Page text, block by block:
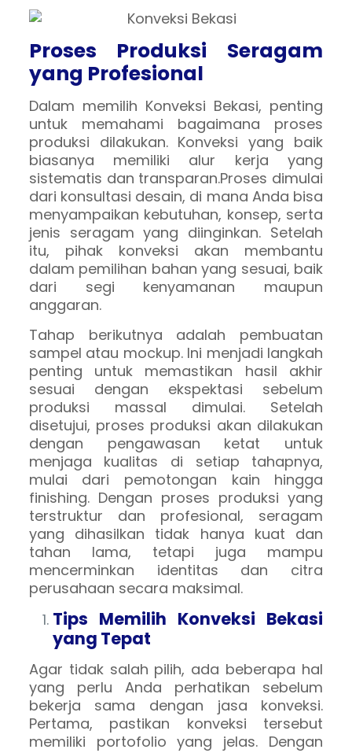
Proses Produksi Seragam
yang Profesional
Dalam memilih Konveksi Bekasi, penting
untuk memahami bagaimana proses
produksi dilakukan. Konveksi yang baik
biasanya memiliki alur kerja yang
sistematis dan transparan.Proses dimulai
dari konsultasi desain, di mana Anda bisa
menyampaikan kebutuhan, konsep, serta
jenis seragam yang diinginkan. Setelah
itu, pihak konveksi akan membantu
dalam pemilihan bahan yang sesuai, baik
dari segi kenyamanan maupun
anggaran.
Tahap berikutnya adalah pembuatan
sampel atau mockup. Ini menjadi langkah
penting untuk memastikan hasil akhir
sesuai dengan ekspektasi sebelum
produksi massal dimulai. Setelah
disetujui, proses produksi akan dilakukan
dengan pengawasan ketat untuk
menjaga kualitas di setiap tahapnya,
mulai dari pemotongan kain hingga
finishing. Dengan proses produksi yang
terstruktur dan profesional, seragam
yang dihasilkan tidak hanya kuat dan
tahan lama, tetapi juga mampu
mencerminkan identitas dan citra
perusahaan secara maksimal.
Tips Memilih Konveksi Bekasi
yang Tepat
Agar tidak salah pilih, ada beberapa hal
yang perlu Anda perhatikan sebelum
bekerja sama dengan jasa konveksi.
Pertama, pastikan konveksi tersebut
memiliki portofolio yang jelas. Dengan